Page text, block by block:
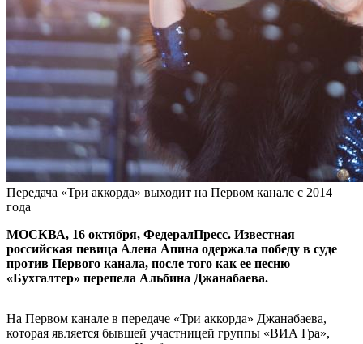
Передача «Три аккорда» выходит на Первом канале с 2014
года
МОСКВА, 16 октября, ФедералПресс. Известная
российская певица Алена Апина одержала победу в суде
против Первого канала, после того как ее песню
«Бухгалтер» перепела Альбина Джанабаева.
На Первом канале в передаче «Три аккорда» Джанабаева,
которая является бывшей участницей группы «ВИА Гра»,